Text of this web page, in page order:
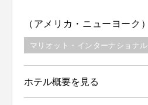
（アメリカ・ニューヨーク）
マリオット・インターナショナル
ホテル概要を見る